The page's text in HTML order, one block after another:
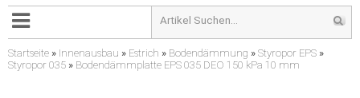
Startseite » Innenausbau » Estrich » Bodendämmung » Styropor EPS »
Styropor 035 » Bodendämmplatte EPS 035 DEO 150 kPa 10 mm